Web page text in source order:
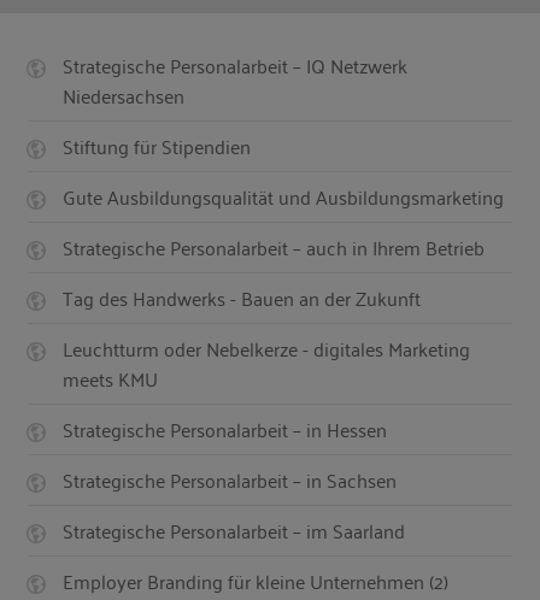
Strategische Personalarbeit – IQ Netzwerk
Niedersachsen
Stiftung für Stipendien
Gute Ausbildungsqualität und Ausbildungsmarketing
Strategische Personalarbeit – auch in Ihrem Betrieb
Tag des Handwerks - Bauen an der Zukunft
Leuchtturm oder Nebelkerze - digitales Marketing
meets KMU
Strategische Personalarbeit – in Hessen
Strategische Personalarbeit – in Sachsen
Strategische Personalarbeit – im Saarland
Employer Branding für kleine Unternehmen (2)